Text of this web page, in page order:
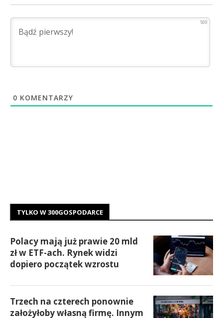
500
0 KOMENTARZY
TYLKO W 300GOSPODARCE
Polacy mają już prawie 20 mld
zł w ETF-ach. Rynek widzi
dopiero początek wzrostu
Trzech na czterech ponownie
założyłoby własną firmę. Innym